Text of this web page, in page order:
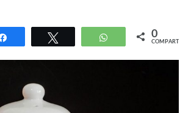
Compartir WhatsApp
0
COMPARTIR